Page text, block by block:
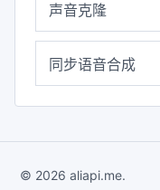
声音克隆
同步语音合成
© 2026 aliapi.me.